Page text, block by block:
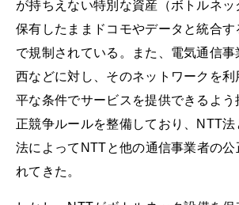
が持ちえない特別な資産（ボトルネッ
保有したままドコモやデータと統合
で規制されている。また、電気通信
西などに対し、そのネットワークを
平な条件でサービスを提供できるよ
正競争ルールを整備しており、NTT
法によってNTTと他の通信事業者の公
れてきた。